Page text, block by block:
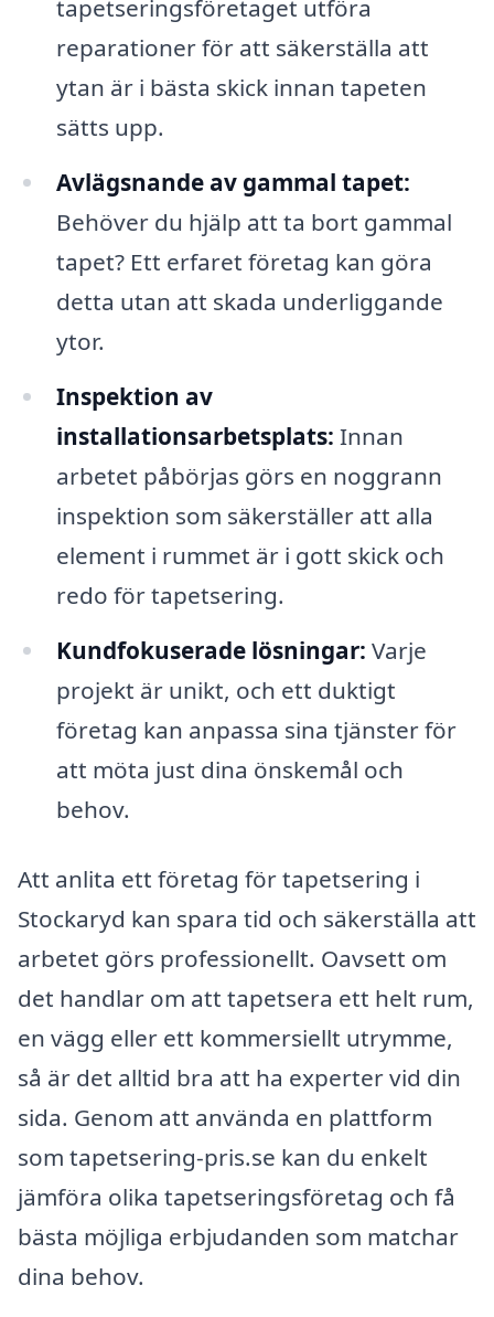
tapetseringsföretaget utföra
reparationer för att säkerställa att
ytan är i bästa skick innan tapeten
sätts upp.
Avlägsnande av gammal tapet:
Behöver du hjälp att ta bort gammal
tapet? Ett erfaret företag kan göra
detta utan att skada underliggande
ytor.
Inspektion av
installationsarbetsplats: Innan
arbetet påbörjas görs en noggrann
inspektion som säkerställer att alla
element i rummet är i gott skick och
redo för tapetsering.
Kundfokuserade lösningar: Varje
projekt är unikt, och ett duktigt
företag kan anpassa sina tjänster för
att möta just dina önskemål och
behov.
Att anlita ett företag för tapetsering i
Stockaryd kan spara tid och säkerställa att
arbetet görs professionellt. Oavsett om
det handlar om att tapetsera ett helt rum,
en vägg eller ett kommersiellt utrymme,
så är det alltid bra att ha experter vid din
sida. Genom att använda en plattform
som tapetsering-pris.se kan du enkelt
jämföra olika tapetseringsföretag och få
bästa möjliga erbjudanden som matchar
dina behov.